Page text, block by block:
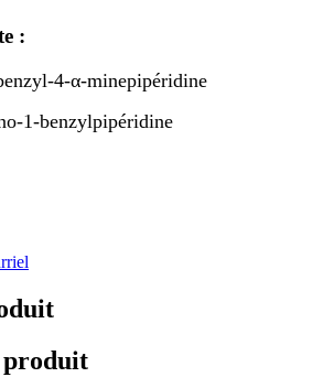
:
4-α-minepipéridine
1-benzylpipéridine
produit